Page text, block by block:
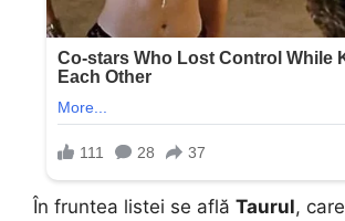
În fruntea listei se află Taurul,